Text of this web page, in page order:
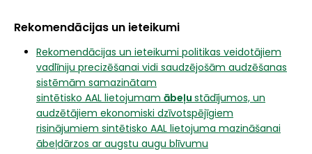
Rekomendācijas un ieteikumi
Rekomendācijas un ieteikumi politikas veidotājiem
vadlīniju precizēšanai vidi saudzējošām audzēšanas
sistēmām samazinātam
sintētisko AAL lietojumam ābeļu stādījumos, un
audzētājiem ekonomiski dzīvotspējīgiem
risinājumiem sintētisko AAL lietojuma mazināšanai
ābeļdārzos ar augstu augu blīvumu